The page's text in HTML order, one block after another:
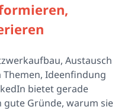
Austausch
Ideenfindung
bietet gerade
gute Gründe, warum sie